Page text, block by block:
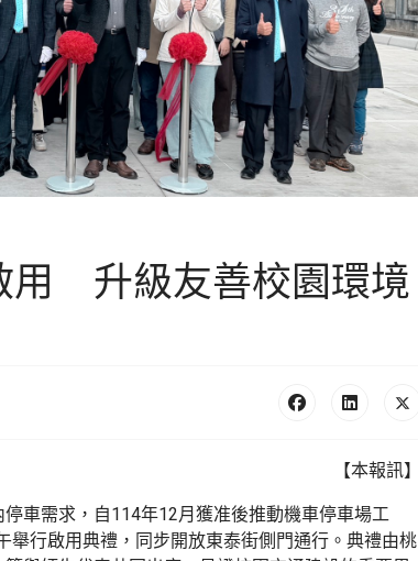
用 升級友善校園環境
【本報訊】
車需求，自114年12月獲准後推動機車停車場工
舉行啟用典禮，同步開放東泰街側門通行。典禮由桃